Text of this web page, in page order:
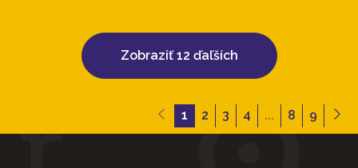
Zobraziť 12 ďaľších
1 2 3 4 ... 8 9